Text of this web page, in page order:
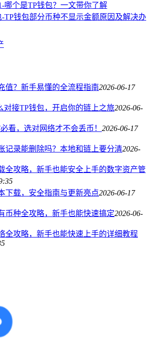
哪个是TP钱包？一文带你了解
TP钱包部分币种不显示金额原因及解决办
值？新手易懂的全流程指南2026-06-17
对接TP钱包，开启你的链上之旅2026-06-
看，选对网络才不会丢币！ 2026-06-17
记录能删除吗？本地和链上要分清2026-
全攻略，新手也能安全上手的数字资产管
下载，安全指南与更新亮点2026-06-17
币种全攻略，新手也能快速搞定2026-06-
全攻略，新手也能快速上手的详细教程